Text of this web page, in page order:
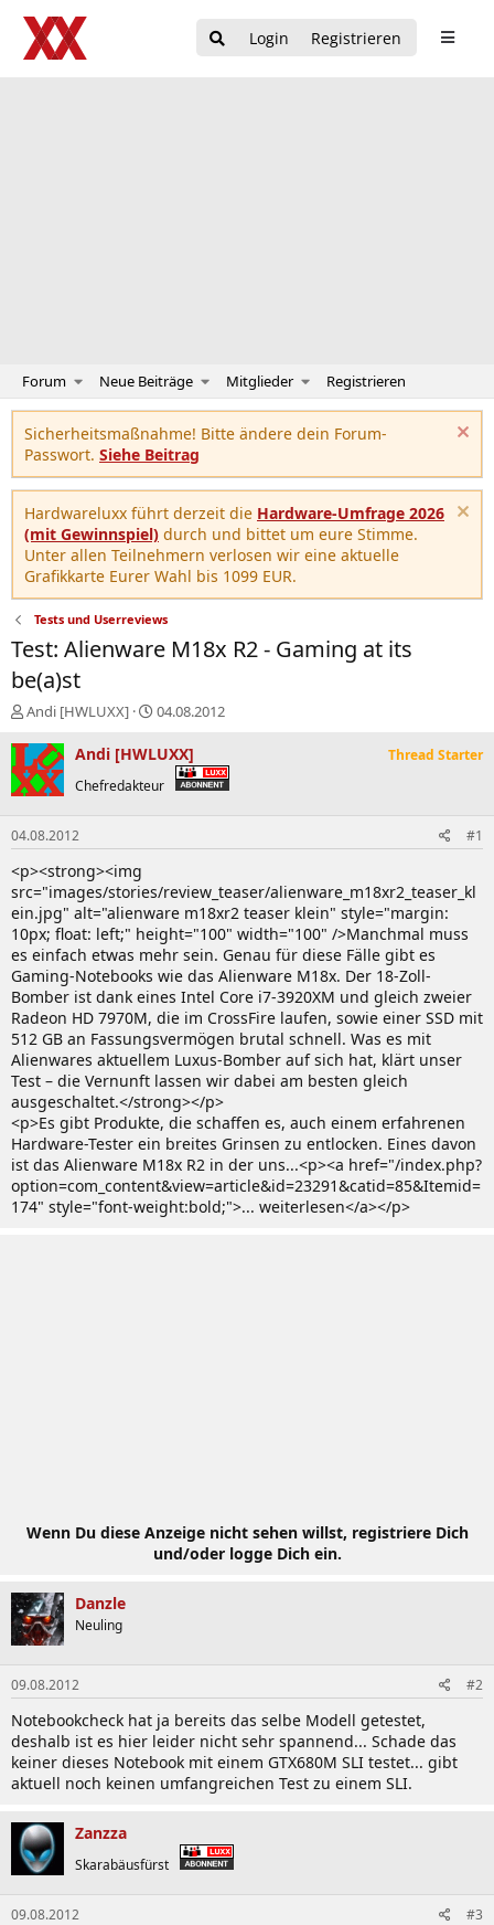
Login Registrieren
Forum Neue Beiträge Mitglieder Registrieren
Sicherheitsmaßnahme! Bitte ändere dein Forum-
Passwort. Siehe Beitrag
Hardwareluxx führt derzeit die Hardware-Umfrage 2026
(mit Gewinnspiel) durch und bittet um eure Stimme.
Unter allen Teilnehmern verlosen wir eine aktuelle
Grafikkarte Eurer Wahl bis 1099 EUR.
Tests und Userreviews
Test: Alienware M18x R2 - Gaming at its
be(a)st
E
s
t
e
e
r
Andi [HWLUXX]
E
s
e
t
m
04.08.2012
Andi [HWLUXX]
Chefredakteur
Thread Starter
04.08.2012 #1
<p><strong><img
src="images/stories/review_teaser/alienware_m18xr2_teaser_kl
ein.jpg" alt="alienware m18xr2 teaser klein" style="margin:
10px; float: left;" height="100" width="100" />Manchmal muss
es einfach etwas mehr sein. Genau für diese Fälle gibt es
Gaming-Notebooks wie das Alienware M18x. Der 18-Zoll-
Bomber ist dank eines Intel Core i7-3920XM und gleich zweier
Radeon HD 7970M, die im CrossFire laufen, sowie einer SSD mit
512 GB an Fassungsvermögen brutal schnell. Was es mit
Alienwares aktuellem Luxus-Bomber auf sich hat, klärt unser
Test – die Vernunft lassen wir dabei am besten gleich
ausgeschaltet.</strong></p>
<p>Es gibt Produkte, die schaffen es, auch einem erfahrenen
Hardware-Tester ein breites Grinsen zu entlocken. Eines davon
ist das Alienware M18x R2 in der uns...<p><a href="/index.php?
option=com_content&view=article&id=23291&catid=85&Itemid=
174" style="font-weight:bold;">... weiterlesen</a></p>
Wenn Du diese Anzeige nicht sehen willst, registriere Dich
und/oder logge Dich ein.
Danzle
Neuling
09.08.2012 #2
Notebookcheck hat ja bereits das selbe Modell getestet,
deshalb ist es hier leider nicht sehr spannend... Schade das
keiner dieses Notebook mit einem GTX680M SLI testet... gibt
aktuell noch keinen umfangreichen Test zu einem SLI.
Zanzza
Skarabäusfürst
09.08.2012 #3